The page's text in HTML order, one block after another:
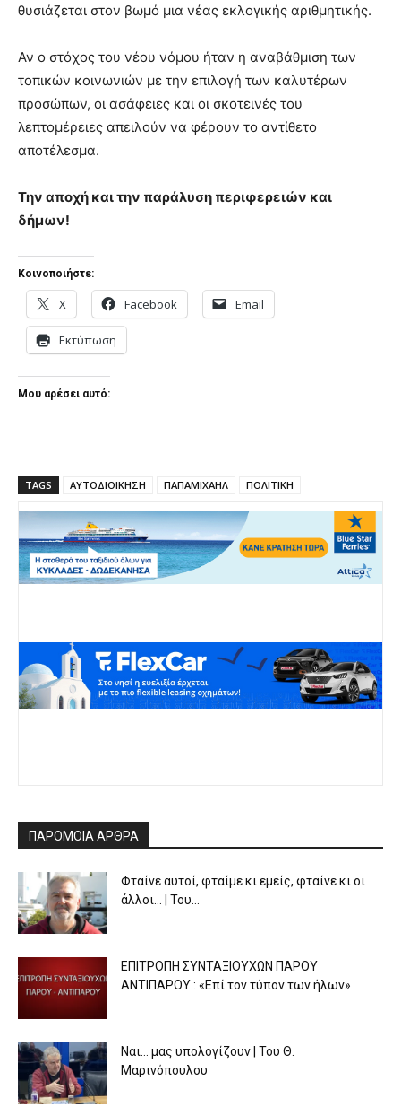
θυσιάζεται στον βωμό μια νέας εκλογικής αριθμητικής.
Αν ο στόχος του νέου νόμου ήταν η αναβάθμιση των
τοπικών κοινωνιών με την επιλογή των καλυτέρων
προσώπων, οι ασάφειες και οι σκοτεινές του
λεπτομέρειες απειλούν να φέρουν το αντίθετο
αποτέλεσμα.
Την αποχή και την παράλυση περιφερειών και
δήμων!
Κοινοποιήστε:
X Facebook Email
Εκτύπωση
Μου αρέσει αυτό:
TAGS ΑΥΤΟΔΙΟΙΚΗΣΗ ΠΑΠΑΜΙΧΑΗΛ ΠΟΛΙΤΙΚΗ
ΠΑΡΟΜΟΙΑ ΑΡΘΡΑ
Φταίνε αυτοί, φταίμε κι εμείς, φταίνε κι οι
άλλοι… | Του...
ΕΠΙΤΡΟΠΗ ΣΥΝΤΑΞΙΟΥΧΩΝ ΠΑΡΟΥ
ΑΝΤΙΠΑΡΟΥ : «Επί τον τύπον των ήλων»
Ναι… μας υπολογίζουν | Του Θ.
Μαρινόπουλου